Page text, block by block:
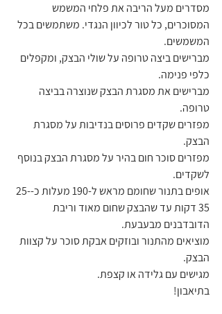
מסדרים מעל הריבה את פלחי המשמש
המסוכרים, כל טור לכיוון הנגדי. משתמשים בכל
המשמשים.
מברישים ביצה טרופה על שולי הבצק, ומקפלים
כלפי פנימה.
מברישים את מסגרת הבצק שנוצרה בביצה
טרופה.
מפזרים שקדים פרוסים בנדיבות על מסגרת
הבצק.
מפזרים סוכר חום בהיר על מסגרת הבצק בנוסף
לשקדים.
אופים בתנור שחומם מראש ל-190 מעלות כ-25-
35 דקות עד שהבצק שחום מאוד וריבת
הדובדבנים מבעבעת.
מוציאים מהתנור ובוזקים אבקת סוכר על קצוות
הבצק.
מגישים עם גלידה או קצפת.
בתיאבון!